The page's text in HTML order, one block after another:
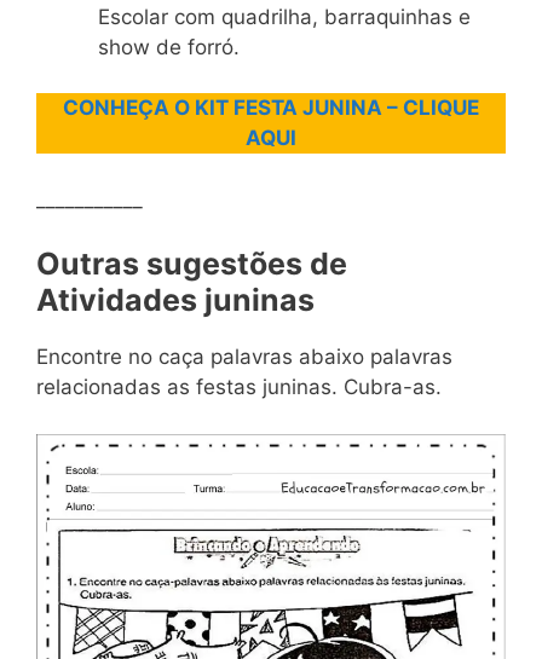
Escolar com quadrilha, barraquinhas e
show de forró.
CONHEÇA O KIT FESTA JUNINA – CLIQUE
AQUI
Outras sugestões de
Atividades juninas
Encontre no caça palavras abaixo palavras
relacionadas as festas juninas. Cubra-as.